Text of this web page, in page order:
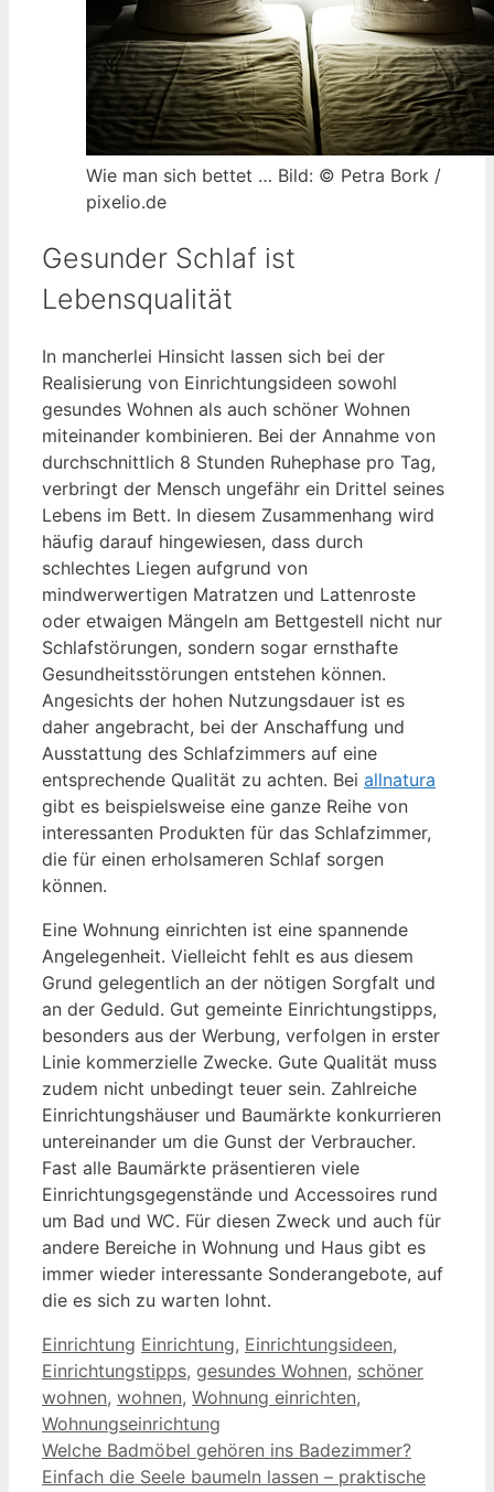
Wie man sich bettet … Bild: © Petra Bork /
pixelio.de
Gesunder Schlaf ist
Lebensqualität
In mancherlei Hinsicht lassen sich bei der
Realisierung von Einrichtungsideen sowohl
gesundes Wohnen als auch schöner Wohnen
miteinander kombinieren. Bei der Annahme von
durchschnittlich 8 Stunden Ruhephase pro Tag,
verbringt der Mensch ungefähr ein Drittel seines
Lebens im Bett. In diesem Zusammenhang wird
häufig darauf hingewiesen, dass durch
schlechtes Liegen aufgrund von
mindwerwertigen Matratzen und Lattenroste
oder etwaigen Mängeln am Bettgestell nicht nur
Schlafstörungen, sondern sogar ernsthafte
Gesundheitsstörungen entstehen können.
Angesichts der hohen Nutzungsdauer ist es
daher angebracht, bei der Anschaffung und
Ausstattung des Schlafzimmers auf eine
entsprechende Qualität zu achten. Bei allnatura
gibt es beispielsweise eine ganze Reihe von
interessanten Produkten für das Schlafzimmer,
die für einen erholsameren Schlaf sorgen
können.
Eine Wohnung einrichten ist eine spannende
Angelegenheit. Vielleicht fehlt es aus diesem
Grund gelegentlich an der nötigen Sorgfalt und
an der Geduld. Gut gemeinte Einrichtungstipps,
besonders aus der Werbung, verfolgen in erster
Linie kommerzielle Zwecke. Gute Qualität muss
zudem nicht unbedingt teuer sein. Zahlreiche
Einrichtungshäuser und Baumärkte konkurrieren
untereinander um die Gunst der Verbraucher.
Fast alle Baumärkte präsentieren viele
Einrichtungsgegenstände und Accessoires rund
um Bad und WC. Für diesen Zweck und auch für
andere Bereiche in Wohnung und Haus gibt es
immer wieder interessante Sonderangebote, auf
die es sich zu warten lohnt.
Kategorien
Einrichtung Schlagwörter
Einrichtung, Einrichtungsideen,
Einrichtungstipps, gesundes Wohnen, schöner
wohnen, wohnen, Wohnung einrichten,
Wohnungseinrichtung
Welche Badmöbel gehören ins Badezimmer?
Einfach die Seele baumeln lassen – praktische